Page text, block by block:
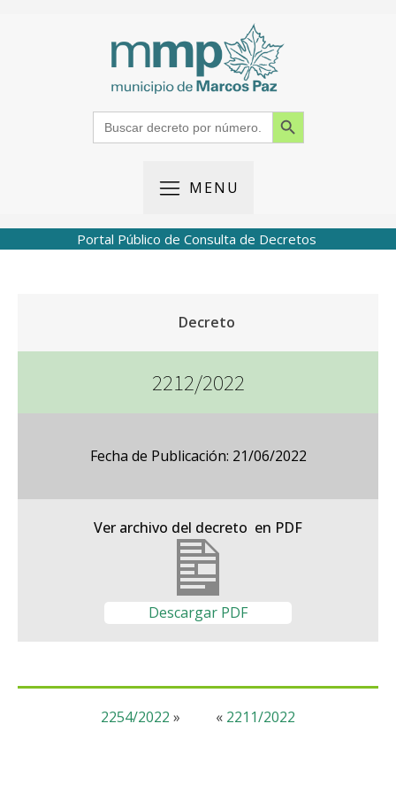
Search
for:
Search Button
MENU
Portal Público de Consulta de Decretos
Decreto
2212/2022
Fecha de Publicación: 21/06/2022
Ver archivo del decreto en PDF
Descargar PDF
« 2211/2022
2254/2022 »